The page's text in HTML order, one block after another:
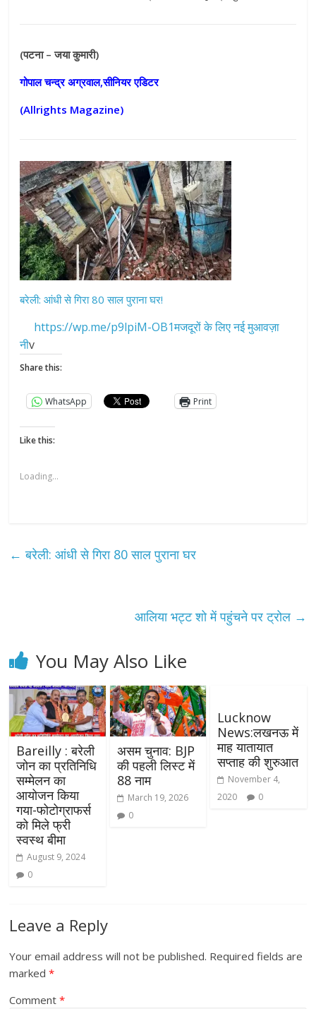
(पटना – जया कुमारी)
गोपाल चन्द्र अग्रवाल,सीनियर एडिटर
(Allrights Magazine)
बरेली: आंधी से गिरा 80 साल पुराना घर!
https://wp.me/p9lpiM-OB1मजदूरों के लिए नई मुआवज़ा
नीv
Share this:
WhatsApp Print
Like this:
Loading...
← बरेली: आंधी से गिरा 80 साल पुराना घर
आलिया भट्ट शो में पहुंचने पर ट्रोल →
You May Also Like
Bareilly : बरेली
जोन का प्रतिनिधि
सम्मेलन का
आयोजन किया
गया-फोटोग्राफर्स
को मिले फ्री
स्वस्थ बीमा
August 9, 2024
0
असम चुनाव: BJP
की पहली लिस्ट में
88 नाम
March 19, 2026
0
Lucknow
News:लखनऊ में
माह यातायात
सप्ताह की शुरुआत
November 4,
2020
0
Leave a Reply
Your email address will not be published. Required fields are
marked*
Comment*